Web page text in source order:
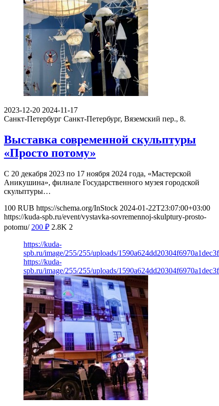
2023-12-20 2024-11-17
Санкт-Петербург Санкт-Петербург, Вяземский пер., 8.
Выставка современной скульптуры
«Просто потому»
С 20 декабря 2023 по 17 ноября 2024 года, «Мастерской
Аникушина», филиале Государственного музея городской
скульптуры…
100 RUB https://schema.org/InStock 2024-01-22T23:07:00+03:00
https://kuda-spb.ru/event/vystavka-sovremennoj-skulptury-prosto-
potomu/ 200 ₽ 2.8K 2
https://kuda-
spb.ru/image/255/255/uploads/
https://kuda-
spb.ru/image/255/255/uploads/